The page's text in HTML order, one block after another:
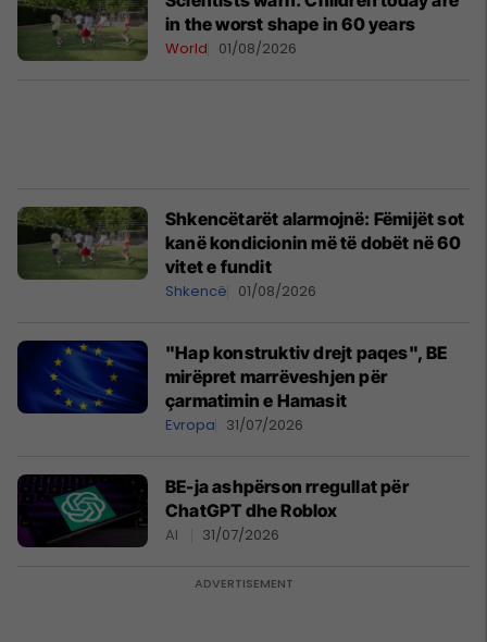
in the worst shape in 60 years
World 01/08/2026
Shkencëtarët alarmojnë: Fëmijët sot
kanë kondicionin më të dobët në 60
vitet e fundit
Shkencë 01/08/2026
"Hap konstruktiv drejt paqes", BE
mirëpret marrëveshjen për
çarmatimin e Hamasit
Evropa 31/07/2026
BE-ja ashpërson rregullat për
ChatGPT dhe Roblox
AI 31/07/2026